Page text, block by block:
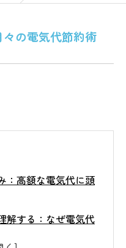
の電気代節約術
：高額な電気代に頭
解する：なぜ電気代